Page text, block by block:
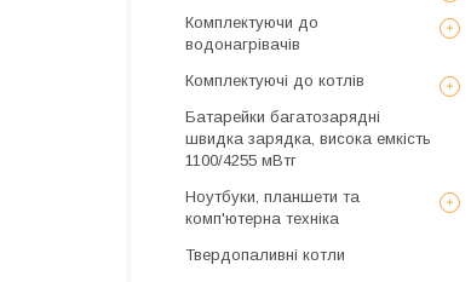
Комплектуючи до
водонагрівачів
Комплектуючі до котлів
Батарейки багатозарядні
швидка зарядка, висока емкість
1100/4255 мВтг
Ноутбуки, планшети та
комп'ютерна техніка
Твердопаливні котли